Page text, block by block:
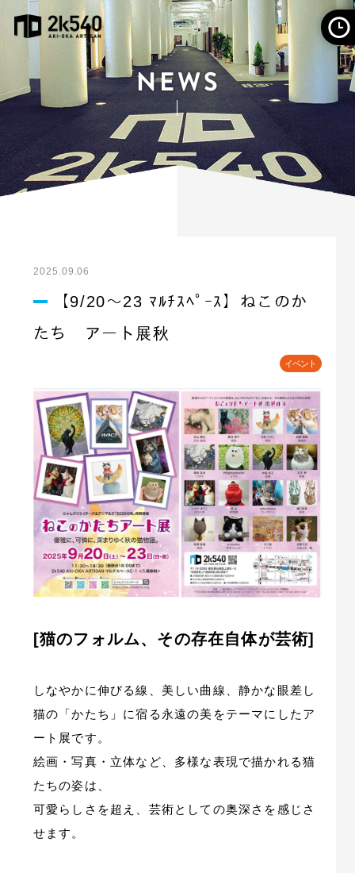
2025.09.06
【9/20～23 ﾏﾙﾁｽﾍﾟｰｽ】ねこのか
たち アート展秋
イベント
[猫のフォルム、その存在自体が芸術]
しなやかに伸びる線、美しい曲線、静かな眼差し
猫の「かたち」に宿る永遠の美をテーマにしたア
ート展です。
絵画・写真・立体など、多様な表現で描かれる猫
たちの姿は、
可愛らしさを超え、芸術としての奥深さを感じさ
せます。